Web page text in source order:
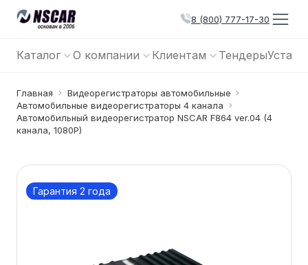
8 (800) 777-17-30
Каталог О компании Клиентам Тендеры
Главная
Видеорегистраторы автомобильные
Автомобильные видеорегистраторы 4 канала
Автомобильный видеорегистратор NSCAR F864 ver.04 (4
канала, 1080P)
Гарантия 2 года